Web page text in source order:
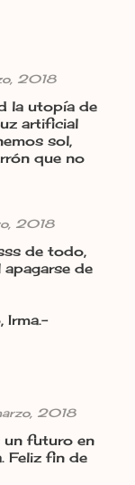
2018
la utopía de
artificial
sol,
que no
2018
de todo,
apagarse de
Irma.-
2018
un futuro en
Feliz fin de